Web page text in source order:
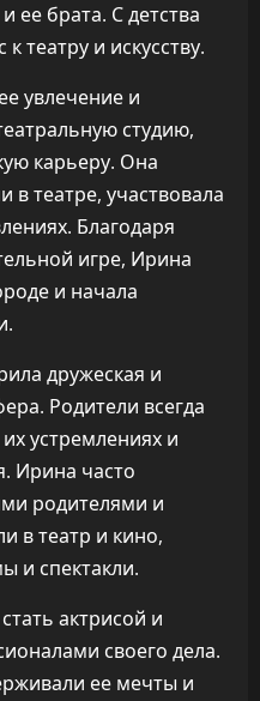
ее брата. С детства
театру и искусству.
увлечение и
студию,
карьеру. Она
театре, участвовала
Благодаря
игре, Ирина
и начала
дружеская и
Родители всегда
устремлениях и
Ирина часто
родителями и
в театр и кино,
и спектакли.
актрисой и
своего дела.
ее мечты и